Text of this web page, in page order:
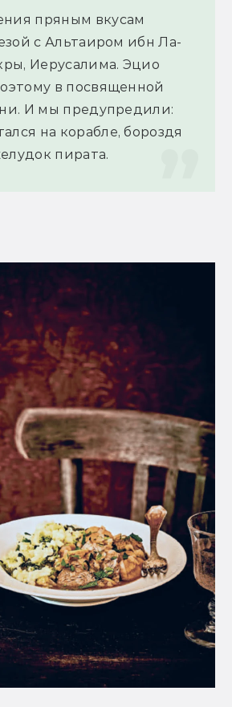
пряным вкусам
с Альтаиром ибн Ла-
Иерусалима. Эцио
в посвященной
И мы предупредили:
на корабле, бороздя
пирата.